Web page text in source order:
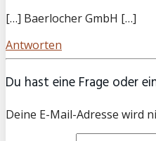
[…] Baerlocher GmbH […]
Antworten
Du hast eine Frage oder
Deine E-Mail-Adresse wird